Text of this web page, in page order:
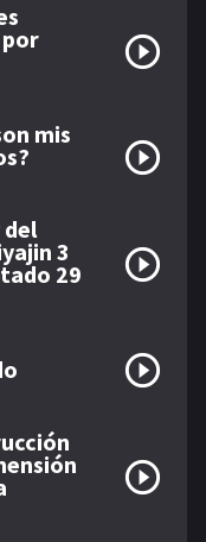
mis
del
3
29